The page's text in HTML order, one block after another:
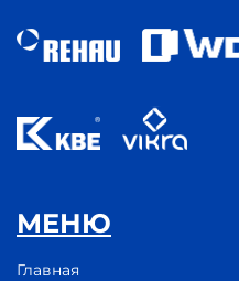
МЕНЮ
Главная